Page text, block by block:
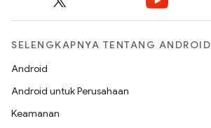
SELENGKAPNYA TENTANG ANDROID
Android
Android untuk Perusahaan
Keamanan